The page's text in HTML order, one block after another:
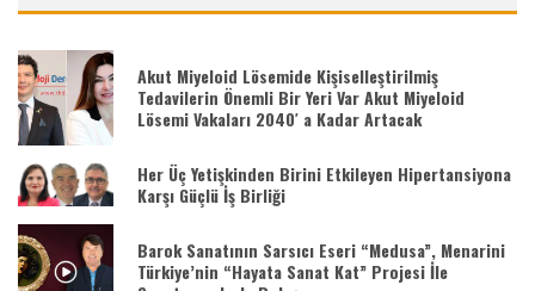
Akut Miyeloid Lösemide Kişiselleştirilmiş
Tedavilerin Önemli Bir Yeri Var Akut Miyeloid
Lösemi Vakaları 2040′ a Kadar Artacak
Her Üç Yetişkinden Birini Etkileyen Hipertansiyona
Karşı Güçlü İş Birliği
Barok Sanatının Sarsıcı Eseri “Medusa”, Menarini
Türkiye’nin “Hayata Sanat Kat” Projesi İle